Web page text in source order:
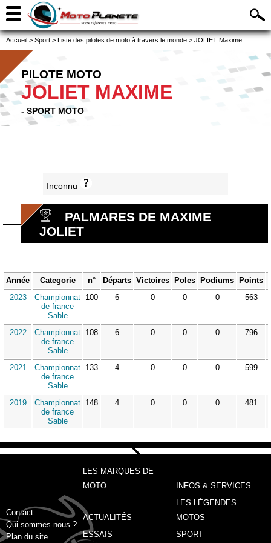
Accueil > Sport > Liste des pilotes de moto à travers le monde > JOLIET Maxime
PILOTE MOTO
JOLIET MAXIME
- SPORT MOTO
Inconnu
PALMARES DE MAXIME
JOLIET
Année Categorie n° Départs Victoires Poles Podiums Points
2023
Championnat
de france
Sable
100 6 0 0 0 563
2022
Championnat
de france
Sable
108 6 0 0 0 796
2021
Championnat
de france
Sable
133 4 0 0 0 599
2019
Championnat
de france
Sable
148 4 0 0 0 481
Contact
Qui sommes-nous ?
Plan du site
LES MARQUES DE
MOTO
INFOS & SERVICES
ACTUALITÉS
LES LÉGENDES
MOTOS
ESSAIS
SPORT